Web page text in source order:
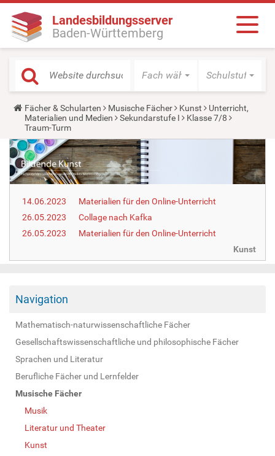
Landesbildungsserver
Baden-Württemberg
Fach wählen Schulstufe
Y
o
u
a
r
e
h
e
r
:
Fächer & Schularten Musische Fächer Kunst
Unterricht,
Materialien und Medien
Sekundarstufe I
Klasse 7/8
Traum-Turm
14.06.2023
Materialien für den Online-Unterricht
26.05.2023
Collage nach Kafka
26.05.2023
Materialien für den Online-Unterricht
Kunst
Navigation
Mathematisch-naturwissenschaftliche Fächer
Gesellschaftswissenschaftliche und philosophische Fächer
Sprachen und Literatur
Berufliche Fächer und Lernfelder
Musische Fächer
Musik
Literatur und Theater
Kunst